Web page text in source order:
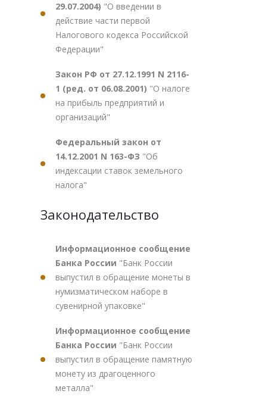
29.07.2004) "О введении в
действие части первой
Налогового кодекса Российской
Федерации"
Закон РФ от 27.12.1991 N 2116-
1 (ред. от 06.08.2001) "О налоге
на прибыль предприятий и
организаций"
Федеральный закон от
14.12.2001 N 163-ФЗ "Об
индексации ставок земельного
налога"
Законодательство
Информационное сообщение
Банка России "Банк России
выпустил в обращение монеты в
нумизматическом наборе в
сувенирной упаковке"
Информационное сообщение
Банка России "Банк России
выпустил в обращение памятную
монету из драгоценного
металла"